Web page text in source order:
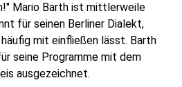
Mario Barth ist mittlerweile
für seinen Berliner Dialekt,
mit einfließen lässt. Barth
seine Programme mit dem
ausgezeichnet.